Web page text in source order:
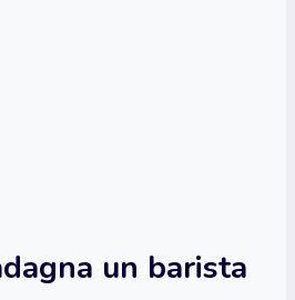
un barista